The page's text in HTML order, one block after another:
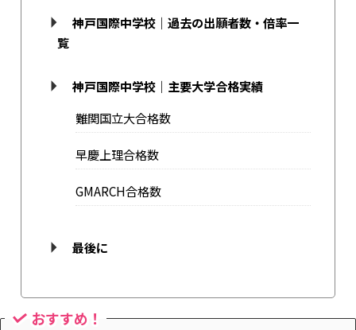
神戸国際中学校｜過去の出願者数・倍率一
覧
神戸国際中学校｜主要大学合格実績
難関国立大合格数
早慶上理合格数
GMARCH合格数
最後に
おすすめ！